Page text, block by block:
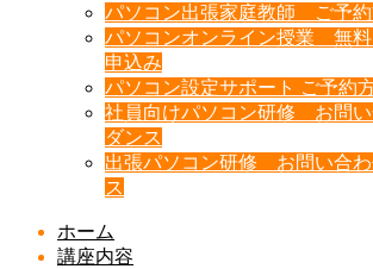
パソコン出張家庭教師 ご予
パソコンオンライン授業 無
申込み
パソコン設定サポート ご予約
社員向けパソコン研修 お問い
ダンス
出張パソコン研修 お問い合
ス
ホーム
講座内容